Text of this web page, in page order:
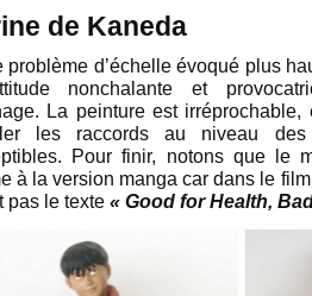
de Kaneda
problème d’échelle évoqué plus
nonchalante et
La peinture est
les raccords au niveau
Pour finir, notons que le
à la version manga car dans le
pas le texte « Good for Health,